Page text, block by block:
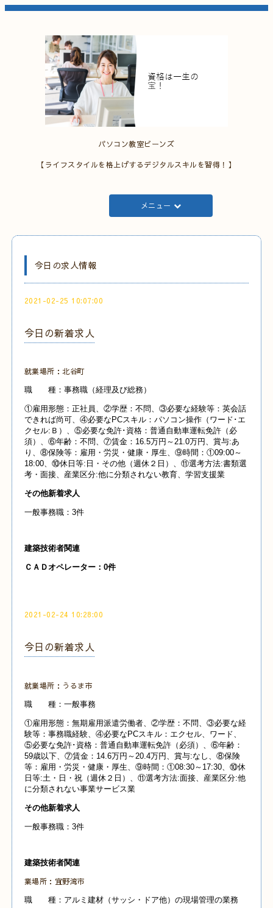
パソコン教室ビーンズ
【ライフスタイルを格上げするデジタルスキルを習得！】
メニュー
今日の求人情報
2021-02-25 10:07:00
今日の新着求人
就業場所：北谷町
職 種：事務職（経理及び総務）
①雇用形態：正社員、②学歴：不問、③必要な経験等：英会話
できれば尚可、④必要なPCスキル：パソコン操作（ワード･エ
クセル:Ｂ）、⑤必要な免許･資格：普通自動車運転免許（必
須）、⑥年齢：不問、⑦賃金：16.5万円～21.0万円、賞与:あ
り、⑧保険等：雇用・労災・健康・厚生、⑨時間：①09:00～
18:00、⑩休日等:日・その他（週休２日）、⑪選考方法:書類選
考・面接、産業区分:他に分類されない教育、学習支援業
その他新着求人
一般事務職：3件
建築技術者関連
Ｃ ＡＤオペレーター：0件
2021-02-24 10:28:00
今日の新着求人
就業場所：うるま市
職 種：一般事務
①雇用形態：無期雇用派遣労働者、②学歴：不問、③必要な経
験等：事務職経験、④必要なPCスキル：エクセル、ワード、
⑤必要な免許･資格：普通自動車運転免許（必須）、⑥年齢：
59歳以下、⑦賃金：14.6万円～20.4万円、賞与:なし、⑧保険
等：雇用・労災・健康・厚生、⑨時間：①08:30～17:30、⑩休
日等:土・日・祝（週休２日）、⑪選考方法:面接、産業区分:他
に分類されない事業サービス業
その他新着求人
一般事務職：3件
建築技術者関連
業場所：宜野湾市
職 種：アルミ建材（サッシ・ドア他）の現場管理の業務